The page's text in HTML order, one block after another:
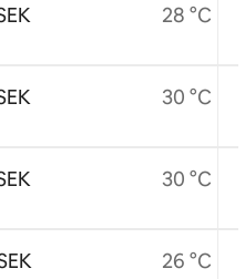
28 °C
30 °C
30 °C
26 °C